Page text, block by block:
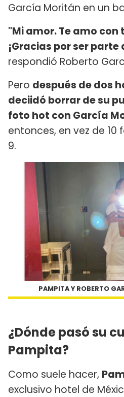
García Moritán en un
"Mi amor. Te amo
¡Gracias por ser parte
respondió Roberto
Pero después de dos
deciidó borrar de su
foto hot con García
entonces, en vez de 10
9.
PAMPITA Y ROBERTO
¿Dónde pasó su
Pampita?
Como suele hacer,
exclusivo hotel de